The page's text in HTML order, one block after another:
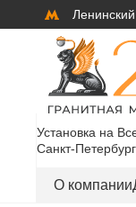
Установка на
Санкт-
О компании